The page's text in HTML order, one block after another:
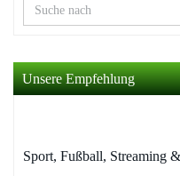
Unsere Empfehlung
Sport, Fußball, Streaming